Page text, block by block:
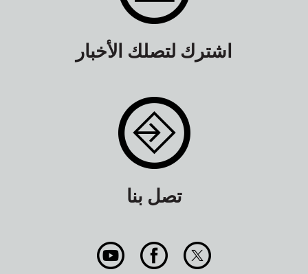
اشترك لتصلك الأخبار
تصل بنا